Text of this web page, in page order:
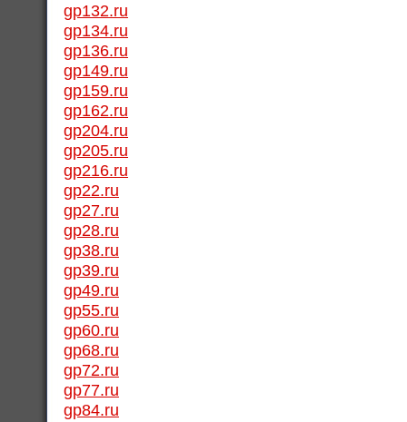
gp132.ru
gp134.ru
gp136.ru
gp149.ru
gp159.ru
gp162.ru
gp204.ru
gp205.ru
gp216.ru
gp22.ru
gp27.ru
gp28.ru
gp38.ru
gp39.ru
gp49.ru
gp55.ru
gp60.ru
gp68.ru
gp72.ru
gp77.ru
gp84.ru